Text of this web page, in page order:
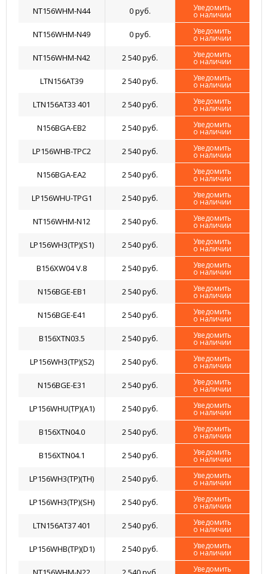
NT156WHM-N44 0 руб. Уведомить
о наличии
NT156WHM-N49 0 руб. Уведомить
о наличии
NT156WHM-N42 2 540 руб. Уведомить
о наличии
LTN156AT39 2 540 руб. Уведомить
о наличии
LTN156AT33 401 2 540 руб. Уведомить
о наличии
N156BGA-EB2 2 540 руб. Уведомить
о наличии
LP156WHB-TPC2 2 540 руб. Уведомить
о наличии
N156BGA-EA2 2 540 руб. Уведомить
о наличии
LP156WHU-TPG1 2 540 руб. Уведомить
о наличии
NT156WHM-N12 2 540 руб. Уведомить
о наличии
LP156WH3(TP)(S1) 2 540 руб. Уведомить
о наличии
B156XW04 V.8 2 540 руб. Уведомить
о наличии
N156BGE-EB1 2 540 руб. Уведомить
о наличии
N156BGE-E41 2 540 руб. Уведомить
о наличии
B156XTN03.5 2 540 руб. Уведомить
о наличии
LP156WH3(TP)(S2) 2 540 руб. Уведомить
о наличии
N156BGE-E31 2 540 руб. Уведомить
о наличии
LP156WHU(TP)(A1) 2 540 руб. Уведомить
о наличии
B156XTN04.0 2 540 руб. Уведомить
о наличии
B156XTN04.1 2 540 руб. Уведомить
о наличии
LP156WH3(TP)(TH) 2 540 руб. Уведомить
о наличии
LP156WH3(TP)(SH) 2 540 руб. Уведомить
о наличии
LTN156AT37 401 2 540 руб. Уведомить
о наличии
LP156WHB(TP)(D1) 2 540 руб. Уведомить
о наличии
Уведомить